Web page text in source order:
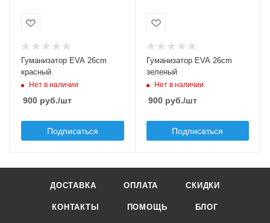
Гуманизатор EVA 26cm
красный
Нет в наличии
900 руб./шт
Подписаться
Гуманизатор EVA 26cm
зеленый
Нет в наличии
900руб./шт
Подписаться
ДОСТАВКА ОПЛАТА СКИДКИ
КОНТАКТЫ ПОМОЩЬ БЛОГ